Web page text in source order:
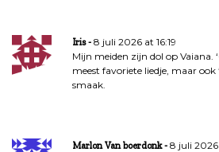
Iris
8 juli 2026 at 16:19
Mijn meiden zijn dol op Vaiana.
meest favoriete liedje, maar ook
smaak.
Marlon Van boerdonk
8 juli 2026